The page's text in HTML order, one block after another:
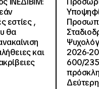
εστίες ,
θα
και
2026-
600/